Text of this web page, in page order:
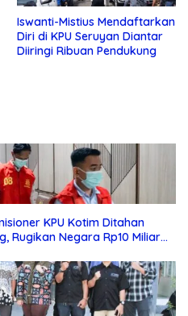
Iswanti-Mistius Mendaftarkan
Diri di KPU Seruyan Diantar
Diiringi Ribuan Pendukung
KPU Kotim Ditahan
Rugikan Negara Rp10 Miliar